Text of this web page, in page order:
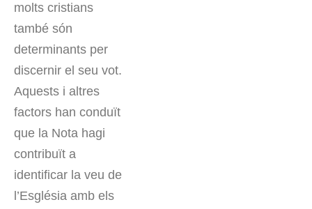
molts cristians
també són
determinants per
discernir el seu vot.
Aquests i altres
factors han conduït
que la Nota hagi
contribuït a
identificar la veu de
l’Església amb els